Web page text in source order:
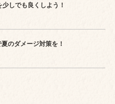
しでも良くしよう！
のダメージ対策を！